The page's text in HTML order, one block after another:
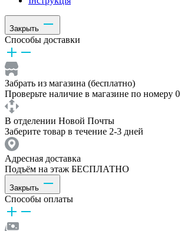
Закрыть
Способы доставки
Забрать из магазина (бесплатно)
Проверьте наличие в магазине по номеру
В отделении Новой Почты
Заберите товар в течение 2-3 дней
Адресная доставка
Подъём на этаж БЕСПЛАТНО
Закрыть
Способы оплаты